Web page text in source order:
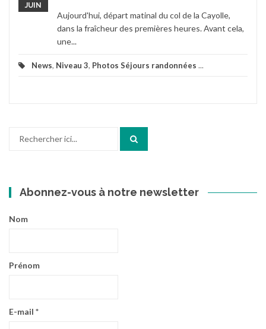
JUIN
Aujourd'hui, départ matinal du col de la Cayolle,
dans la fraîcheur des premières heures. Avant cela,
une...
News, Niveau 3, Photos Séjours randonnées ...
Abonnez-vous à notre newsletter
Nom
Prénom
E-mail *